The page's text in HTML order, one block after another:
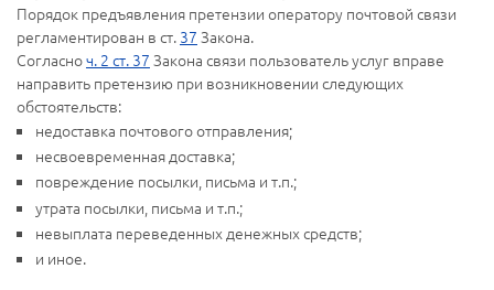
Порядок предъявления претензии оператору почтовой связи
регламентирован в ст. 37 Закона.
Согласноч. 2 ст. 37 Закона связи пользователь услуг вправе
направить претензию при возникновении следующих
обстоятельств:
недоставка почтового отправления;
несвоевременная доставка;
повреждение посылки, письма и т.п.;
утрата посылки, письма и т.п.;
невыплата переведенных денежных средств;
и иное.